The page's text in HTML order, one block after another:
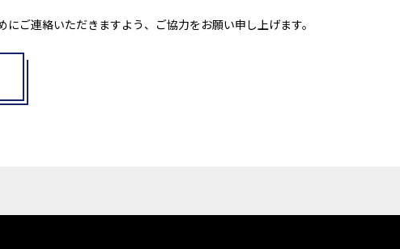
ご連絡いただきますよう、ご協力をお願い申し上げます。